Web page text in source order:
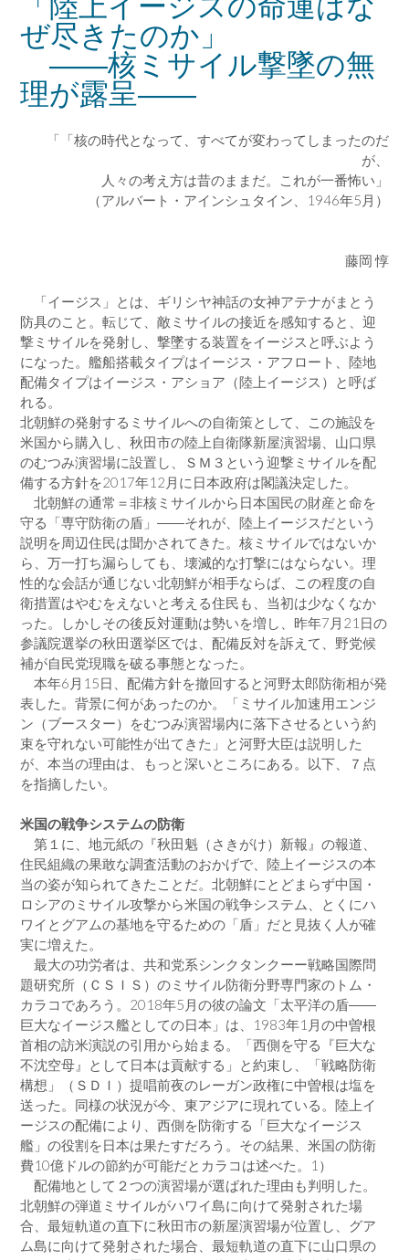
ぜ尽きたのか」
――核ミサイル撃墜の無
理が露呈――
「「核の時代となって、すべてが変わってしまったのだ
が、
人々の考え方は昔のままだ。これが一番怖い」
（アルバート・アインシュタイン、1946年5月）
藤岡 惇
「イージス」とは、ギリシヤ神話の女神アテナがまとう
防具のこと。転じて、敵ミサイルの接近を感知すると、迎
撃ミサイルを発射し、撃墜する装置をイージスと呼ぶよう
になった。艦船搭載タイプはイージス・アフロート、陸地
配備タイプはイージス・アショア（陸上イージス）と呼ば
れる。
北朝鮮の発射するミサイルへの自衛策として、この施設を
米国から購入し、秋田市の陸上自衛隊新屋演習場、山口県
のむつみ演習場に設置し、ＳＭ３という迎撃ミサイルを配
備する方針を2017年12月に日本政府は閣議決定した。
北朝鮮の通常＝非核ミサイルから日本国民の財産と命を
守る「専守防衛の盾」――それが、陸上イージスだという
説明を周辺住民は聞かされてきた。核ミサイルではないか
ら、万一打ち漏らしても、壊滅的な打撃にはならない。理
性的な会話が通じない北朝鮮が相手ならば、この程度の自
衛措置はやむをえないと考える住民も、当初は少なくなか
った。しかしその後反対運動は勢いを増し、昨年7月21日の
参議院選挙の秋田選挙区では、配備反対を訴えて、野党候
補が自民党現職を破る事態となった。
本年6月15日、配備方針を撤回すると河野太郎防衛相が発
表した。背景に何があったのか。「ミサイル加速用エンジ
ン（ブースター）をむつみ演習場内に落下させるという約
束を守れない可能性が出てきた」と河野大臣は説明した
が、本当の理由は、もっと深いところにある。以下、７点
を指摘したい。
米国の戦争システムの防衛
第１に、地元紙の『秋田魁（さきがけ）新報』の報道、
住民組織の果敢な調査活動のおかげで、陸上イージスの本
当の姿が知られてきたことだ。北朝鮮にとどまらず中国・
ロシアのミサイル攻撃から米国の戦争システム、とくにハ
ワイとグアムの基地を守るための「盾」だと見抜く人が確
実に増えた。
最大の功労者は、共和党系シンクタンクーー戦略国際問
題研究所（ＣＳＩＳ）のミサイル防衛分野専門家のトム・
カラコであろう。2018年5月の彼の論文「太平洋の盾――
巨大なイージス艦としての日本」は、1983年1月の中曽根
首相の訪米演説の引用から始まる。「西側を守る『巨大な
不沈空母』として日本は貢献する」と約束し、「戦略防衛
構想」（ＳＤＩ）提唱前夜のレーガン政権に中曽根は塩を
送った。同様の状況が今、東アジアに現れている。陸上イ
ージスの配備により、西側を防衛する「巨大なイージス
艦」の役割を日本は果たすだろう。その結果、米国の防衛
費10億ドルの節約が可能だとカラコは述べた。1）
配備地として２つの演習場が選ばれた理由も判明した。
北朝鮮の弾道ミサイルがハワイ島に向けて発射された場
合、最短軌道の直下に秋田市の新屋演習場が位置し、グア
ム島に向けて発射された場合、最短軌道の直下に山口県の